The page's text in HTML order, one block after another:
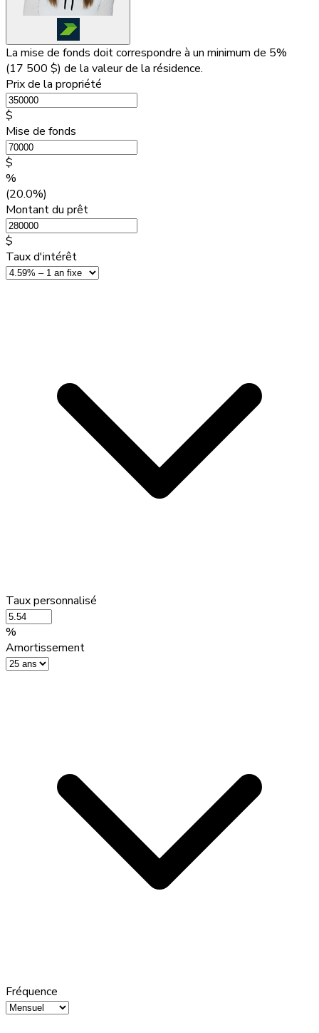
La mise de fonds doit correspondre à un minimum de 5%
(17 500 $) de la valeur de la résidence.
Prix de la propriété
$
Mise de fonds
$
%
(20.0%)
Montant du prêt
$
Taux d'intérêt
Taux personnalisé
%
Amortissement
Fréquence